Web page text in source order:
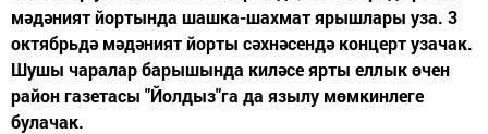
мәдәният йортында шашка-шахмат ярышлары уза. 3
октябрьдә мәдәният йорты сәхнәсендә концерт узачак.
Шушы чаралар барышында киләсе ярты еллык өчен
район газетасы "Йолдыз"га да язылу мөмкинлеге
булачак.